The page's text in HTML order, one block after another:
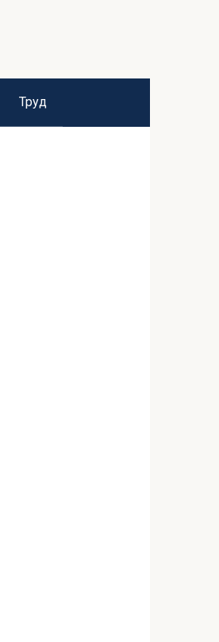
Труд